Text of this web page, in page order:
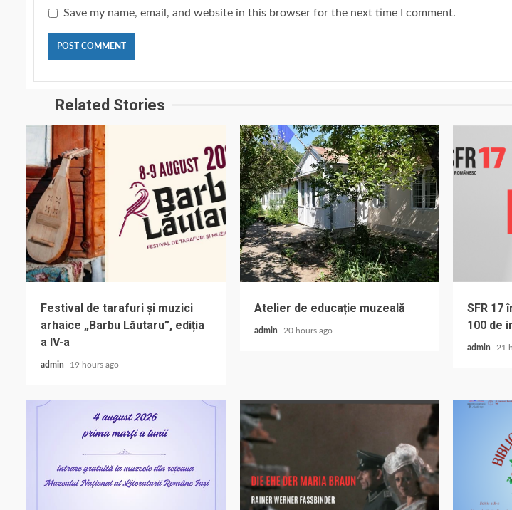
Save my name, email, and website in this browser for the next time I comment.
Related Stories
Festival de tarafuri și muzici
arhaice „Barbu Lăutaru”, ediția
a IV-a
admin 19 hours ago
Atelier de educație muzeală
admin 20 hours ago
SFR 17
100 de
admin 21